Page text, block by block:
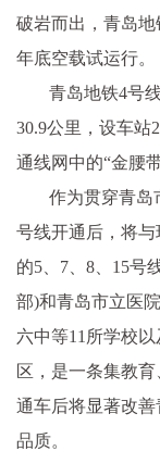
破岩而出，青岛
年底空载试运行。
青岛地铁4号
30.9公里，设车站
通线网中的“金腰
作为贯穿青岛
号线开通后，将与
的5、7、8、15号
部)和青岛市立医
六中等11所学校
区，是一条集教
通车后将显著改
品质。